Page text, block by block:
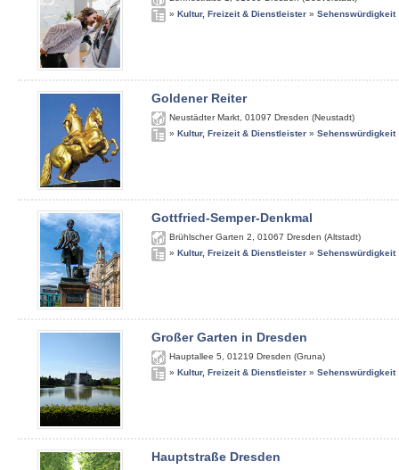
» Kultur, Freizeit & Dienstleister » Sehenswürdigkeit
Goldener Reiter
Neustädter Markt 01097 Dresden (Neustadt)
» Kultur, Freizeit & Dienstleister » Sehenswürdigkeit
Gottfried-Semper-Denkmal
Brühlscher Garten 2 01067 Dresden (Altstadt)
» Kultur, Freizeit & Dienstleister » Sehenswürdigkeit
Großer Garten in Dresden
Hauptallee 5 01219 Dresden (Gruna)
» Kultur, Freizeit & Dienstleister » Sehenswürdigkeit
Hauptstraße Dresden